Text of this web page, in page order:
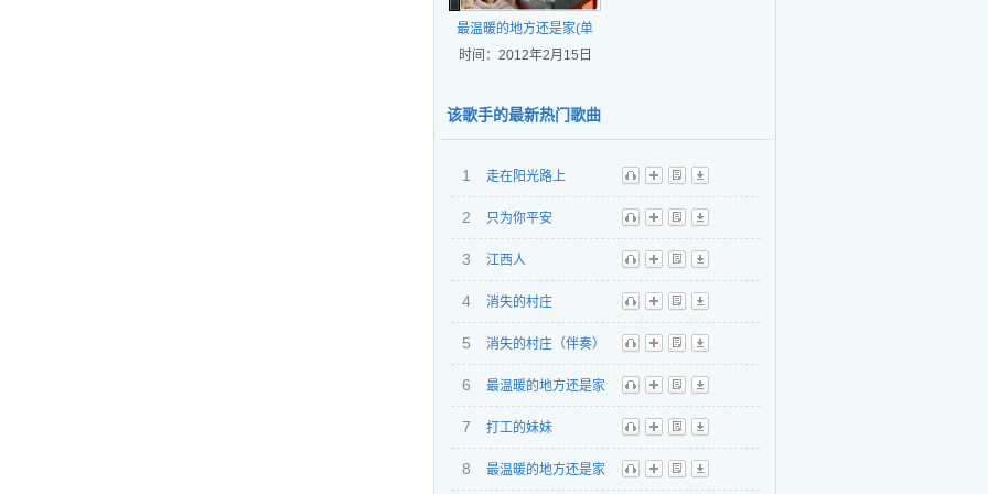
最温暖的地方还是家(单
曲)
时间：2012年2月15日
该歌手的最新热门歌曲
1
走在阳光路上
听
播 歌 下
2
只为你平安
听
播 歌 下
3
江西人
听
播 歌 下
4
消失的村庄
听
播 歌 下
5
消失的村庄（伴奏）
听
播 歌 下
6
最温暖的地方还是家
听
播 歌 下
7
打工的妹妹
听
播 歌 下
8
最温暖的地方还是家
听
播 歌 下